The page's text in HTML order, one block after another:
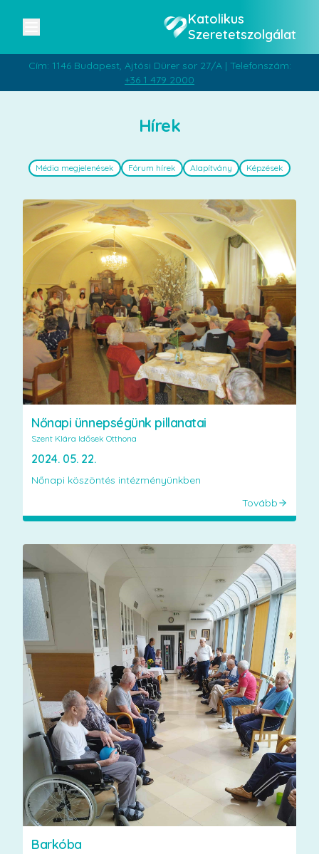
Katolikus
Szeretetszolgálat
Cím: 1146 Budapest, Ajtósi Dürer sor 27/A | Telefonszám:
+36 1 479 2000
Hírek
Média megjelenések Fórum hírek Alapítvány Képzések
Nőnapi ünnepségünk pillanatai
Szent Klára Idősek Otthona
2024. 05. 22.
Nőnapi köszöntés intézményünkben
Tovább
Barkóba